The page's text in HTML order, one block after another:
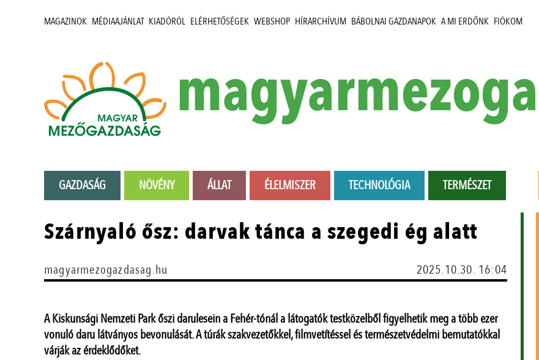
MAGAZINOK MÉDIAAJÁNLAT KIADÓRÓL ELÉRHETŐSÉGEK WEBSHOP HÍRARCHÍVUM BÁBOLNAI GAZDANAPOK A MI ERDŐNK FIÓKOM
GAZDASÁG NÖVÉNY ÁLLAT ÉLELMISZER TECHNOLÓGIA TERMÉSZET
Szárnyaló ősz: darvak tánca a szegedi ég alatt
magyarmezogazdasag.hu 2025.10.30. 16:04
A Kiskunsági Nemzeti Park őszi darulesein a Fehér-tónál a látogatók testközelből figyelhetik meg a több ezer
vonuló daru látványos bevonulását. A túrák szakvezetőkkel, filmvetítéssel és természetvédelmi bemutatókkal
várják az érdeklődőket.